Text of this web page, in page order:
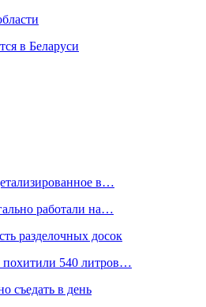
в Беларуси
в…
работали на…
разделочных досок
похитили 540 литров…
съедать в день